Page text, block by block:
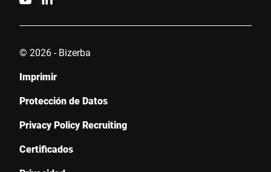
© 2026 - Bizerba
Imprimir
Protección de Datos
Privacy Policy Recruiting
Certificados